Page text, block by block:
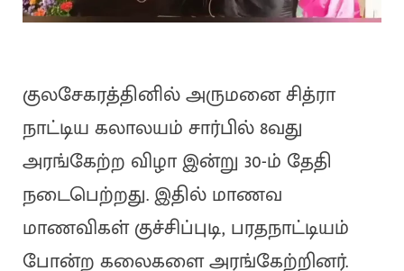
குலசேகரத்தினில் அருமனை சித்ரா
நாட்டிய கலாலயம் சார்பில் 8வது
அரங்கேற்ற விழா இன்று 30-ம் தேதி
நடைபெற்றது. இதில் மாணவ
மாணவிகள் குச்சிப்புடி, பரதநாட்டியம்
போன்ற கலைகளை அரங்கேற்றினர்.